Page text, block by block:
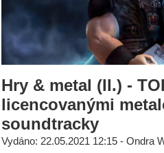
Hry & metal (II.) -
licencovanými
soundtracky
Vydáno: 22.05.2021 12:15 - Ondra